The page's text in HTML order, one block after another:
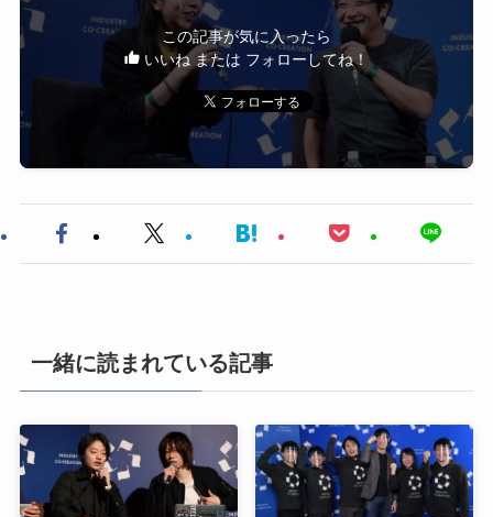
この記事が気に入ったら
いいね または フォローしてね！
一緒に読まれている記事